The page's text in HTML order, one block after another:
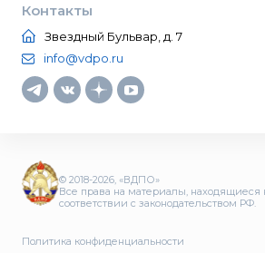
Контакты
Звездный Бульвар, д. 7
info@vdpo.ru
© 2018-2026, «ВДПО»
Все права на материалы, находящиеся
соответствии с законодательством РФ.
Политика конфиденциальности